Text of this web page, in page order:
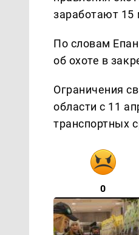
заработают 15
По словам
об охоте в
Ограничения
области с 11
транспортных
0